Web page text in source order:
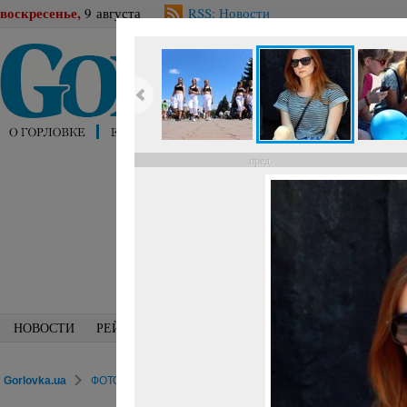
воскресенье, 9 августа RSS: Новости
НОВОСТИ РЕЙТИНГИ
Gorlovka.ua ФОТОРЕПОРТАЖИ
пред.